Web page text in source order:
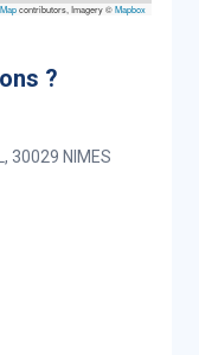
contributors, Imagery ©Mapbox
?
30029 NIMES